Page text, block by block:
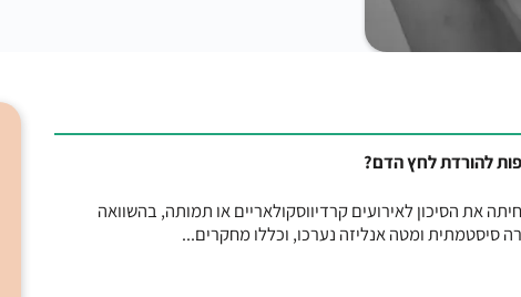
להורדת לחץ הדם?
את הסיכון לאירועים קרדיווסקולאריים או תמותה, בהשוואה
סיסטמתית ומטה אנליזה נערכו, וכללו מחקרים...